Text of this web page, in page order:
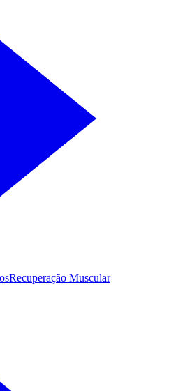
Recuperação Muscular